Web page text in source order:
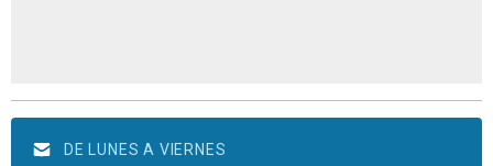
DE LUNES A VIERNES